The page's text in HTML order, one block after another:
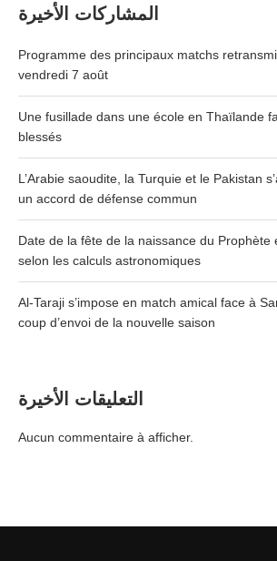
المشاركات الأخيرة
Programme des principaux matchs
vendredi 7 août
Une fusillade dans une école en Thaïlande
blessés
L’Arabie saoudite, la Turquie et le Pakistan
un accord de défense commun
Date de la fête de la naissance du Prophète
selon les calculs astronomiques
Al-Taraji s’impose en match amical face à
coup d’envoi de la nouvelle saison
التعليقات الأخيرة
Aucun commentaire à afficher.